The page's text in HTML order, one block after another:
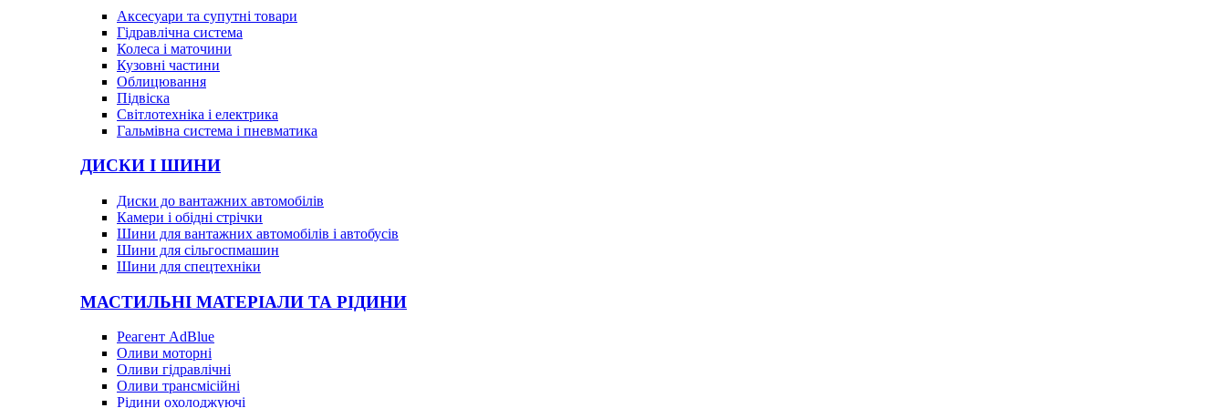
Аксесуари та супутні товари
Гідравлічна система
Колеса і маточини
Кузовні частини
Облицювання
Підвіска
Світлотехніка і електрика
Гальмівна система і пневматика
ДИСКИ І ШИНИ
Диски до вантажних автомобілів
Камери і обідні стрічки
Шини для вантажних автомобілів і автобусів
Шини для сільгоспмашин
Шини для спецтехніки
МАСТИЛЬНІ МАТЕРІАЛИ ТА РІДИНИ
Реагент AdBlue
Оливи моторні
Оливи гідравлічні
Оливи трансмісійні
Рідини охолоджуючі